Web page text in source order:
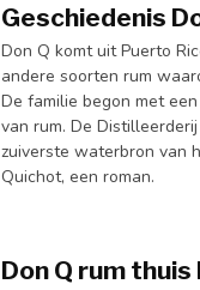
Geschiedenis
Don Q komt uit Puerto
andere soorten rum
De familie begon met
van rum. De
zuiverste waterbron van
Quichot, een roman.
Don Q rum